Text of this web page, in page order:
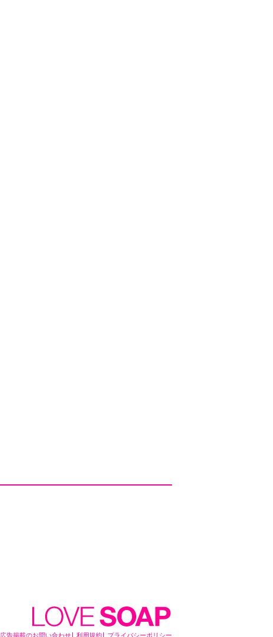
広告掲載のお問い合わせ 利用規約 プライバシーポリシー